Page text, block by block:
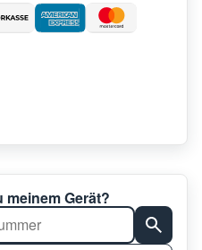
meinem Gerät?